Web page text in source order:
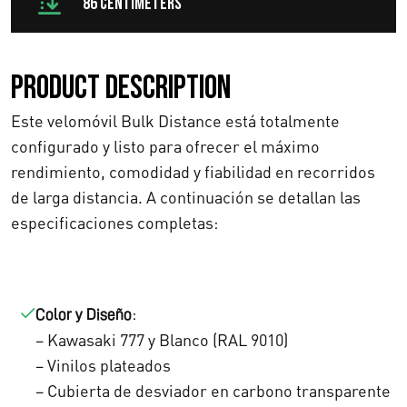
l
e
r
a
:
s
:
€
1
3
9
6
0
Product description
Este velomóvil Bulk Distance está totalmente
configurado y listo para ofrecer el máximo
rendimiento, comodidad y fiabilidad en recorridos
de larga distancia. A continuación se detallan las
especificaciones completas:
Color y Diseño:
– Kawasaki 777 y Blanco (RAL 9010)
– Vinilos plateados
– Cubierta de desviador en carbono transparente